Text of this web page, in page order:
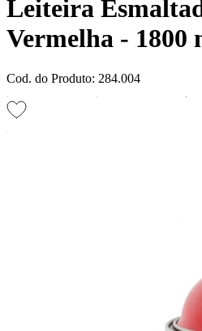
Leiteira
Vermelha -
Cod. do Produto: 284.004